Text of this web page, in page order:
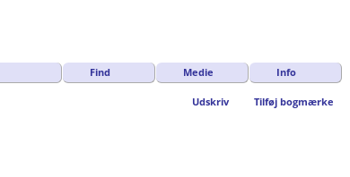
Find Medie Info
Udskriv Tilføj bogmærke